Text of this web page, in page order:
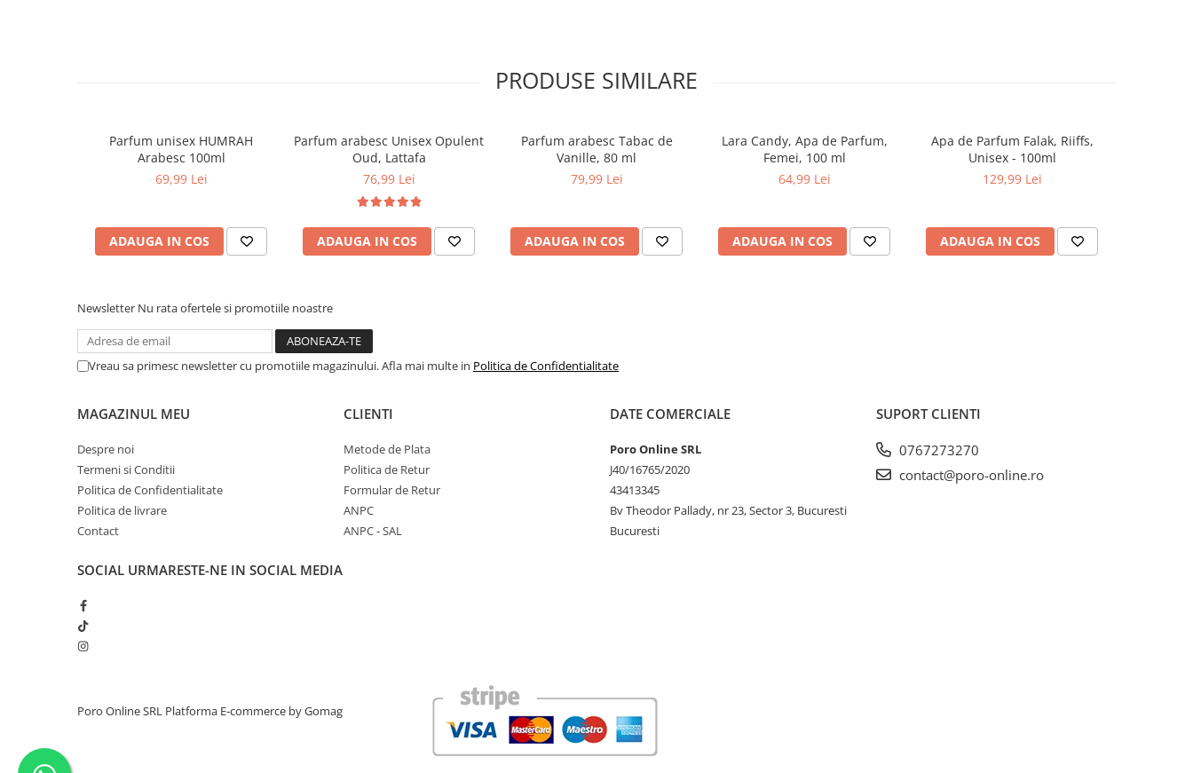
PRODUSE SIMILARE
Parfum unisex HUMRAH
Arabesc 100ml
69,99 Lei
ADAUGA IN COS
Parfum arabesc Unisex Opulent
Oud, Lattafa
76,99 Lei
ADAUGA IN COS
Parfum arabesc Tabac de
Vanille, 80 ml
79,99 Lei
ADAUGA IN COS
Lara Candy, Apa de Parfum,
Femei, 100 ml
64,99 Lei
ADAUGA IN COS
Apa de Parfum Falak, Riiffs,
Unisex - 100ml
129,99 Lei
ADAUGA IN COS
Newsletter Nu rata ofertele si promotiile noastre
Vreau sa primesc newsletter cu promotiile magazinului. Afla mai multe in Politica de Confidentialitate
MAGAZINUL MEU
Despre noi
Termeni si Conditii
Politica de Confidentialitate
Politica de livrare
Contact
CLIENTI
Metode de Plata
Politica de Retur
Formular de Retur
ANPC
ANPC - SAL
DATE COMERCIALE
Poro Online SRL
J40/16765/2020
43413345
Bv Theodor Pallady, nr 23, Sector 3, Bucuresti
Bucuresti
SUPORT CLIENTI
0767273270
contact@poro-online.ro
SOCIAL URMARESTE-NE IN SOCIAL MEDIA
Poro Online SRL Platforma E-commerce by Gomag